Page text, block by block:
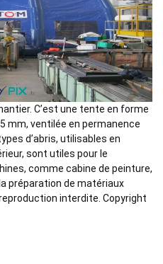
C’est une tente en forme
mm, ventilée en permanence
d’abris, utilisables en
sont utiles pour le
comme cabine de peinture,
préparation de matériaux
interdite. Copyright